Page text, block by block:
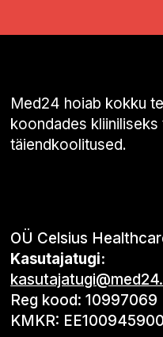
Med24 hoiab kokku
koondades
täiendkoolitused.
OÜ Celsius
Kasutajatugi:
Reg kood: 10997069
KMKR: EE100945900